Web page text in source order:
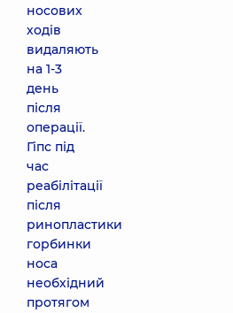
носових
ходів
видаляють
на 1-3
день
після
операції.
Гіпс під
час
реабілітації
після
ринопластики
горбинки
носа
необхідний
протягом